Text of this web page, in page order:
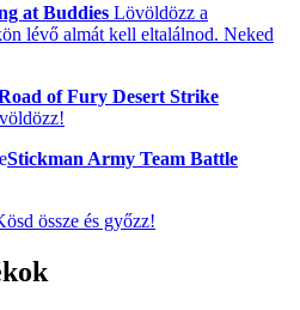
at Buddies Lövöldözz a
lévő almát kell eltalálnod. Neked
of Fury Desert Strike
Stickman Army Team Battle
össze és győzz!